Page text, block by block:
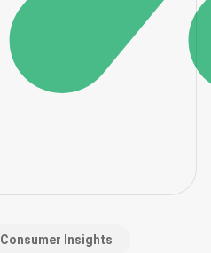
Consumer Insights